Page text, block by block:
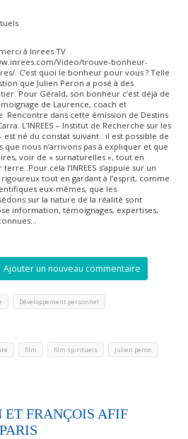
à Inrees TV
Video/trouve-bonheur-
. C’est quoi le bonheur pour vous ? Telle
que Julien Peron a posé à des
Pour Gérald, son bonheur c’est déjà de
de Laurence, coach et
dans cette émission de Destins
L’INREES – Institut de Recherche sur les
est né du constat suivant : il est possible de
que nous n’arrivons pas à expliquer et que
voir de « surnaturelles », tout en
Pour cela l’INREES s’appuie sur un
tout en gardant à l’esprit, comme
eux-mêmes, que les
sur la nature de la réalité sont
information, témoignages, expertises,
Ajouter un nouveau commentaire
Développement personnel
film film spirituels julien peron
ET FRANÇOIS AFIF